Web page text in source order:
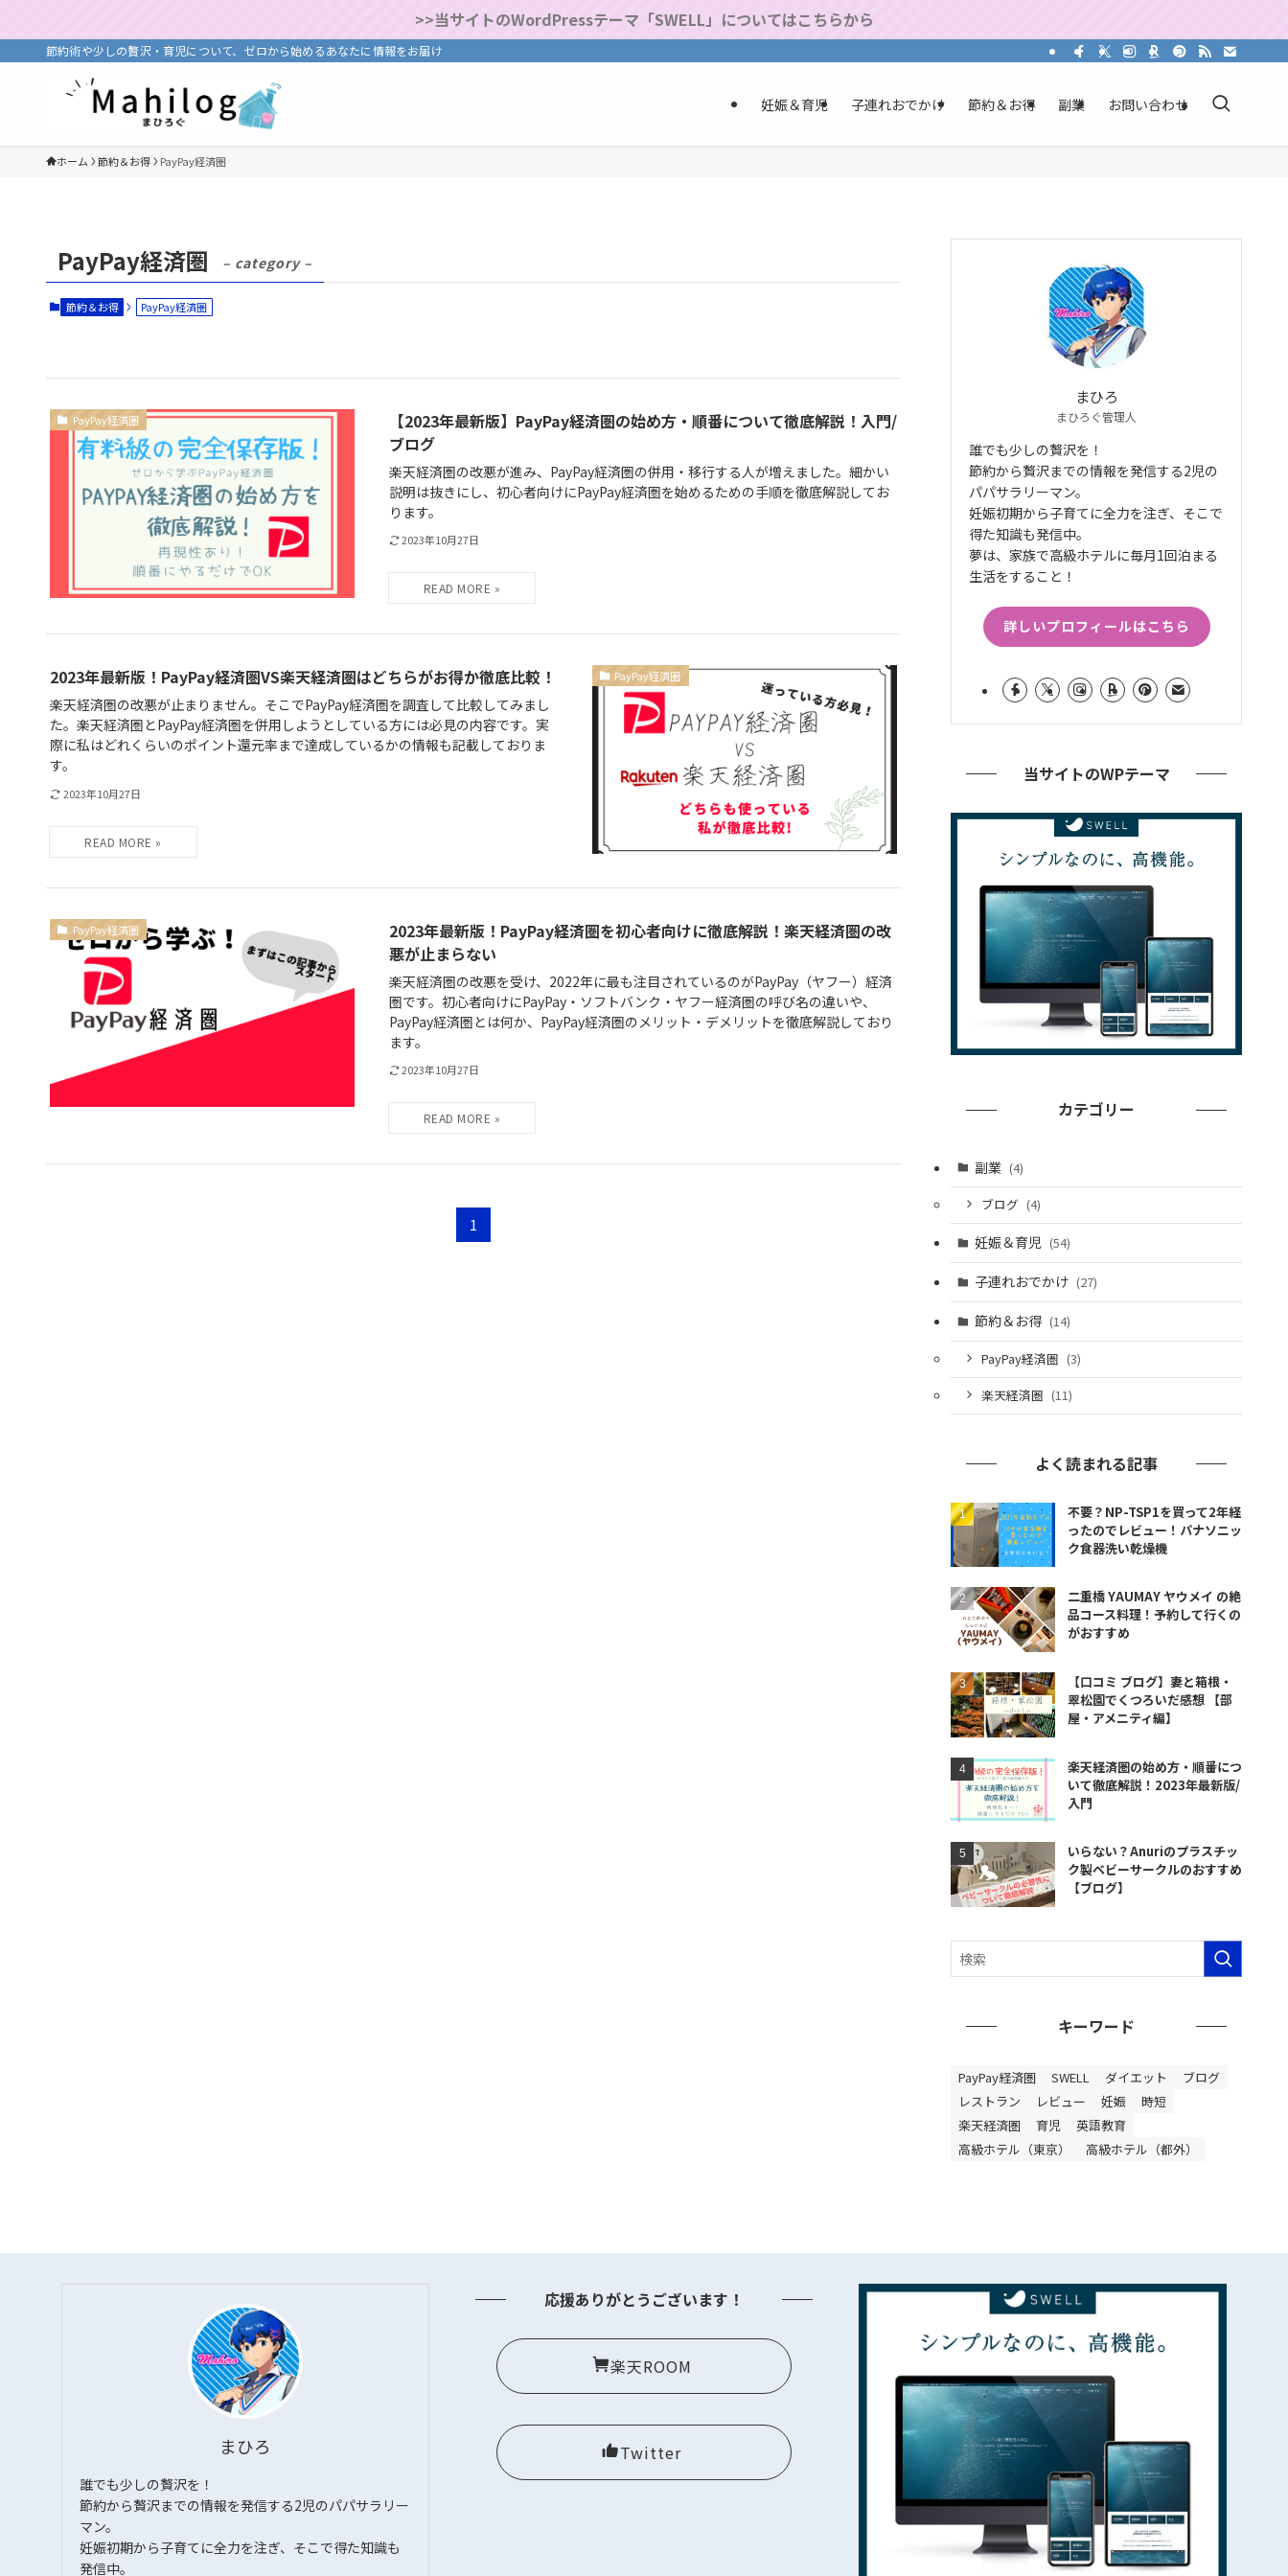
>>当サイトのWordPressテーマ「SWELL」についてはこちらから
節約術や少しの贅沢・育児について、ゼロから始めるあなたに情報をお届け
妊娠＆育児 子連れおでかけ 節約＆お得 副業 お問い合わせ
ホーム 節約＆お得 PayPay経済圏
PayPay経済圏 – category –
節約＆お得 PayPay経済圏
PayPay経済圏
【2023年最新版】PayPay経済圏の始め方・順番について徹底解説！入門/
ブログ
楽天経済圏の改悪が進み、PayPay経済圏の併用・移行する人が増えました。細かい
説明は抜きにし、初心者向けにPayPay経済圏を始めるための手順を徹底解説してお
ります。
2023年10月27日
PayPay経済圏
2023年最新版！PayPay経済圏VS楽天経済圏はどちらがお得か徹底比較！
楽天経済圏の改悪が止まりません。そこでPayPay経済圏を調査して比較してみまし
た。楽天経済圏とPayPay経済圏を併用しようとしている方には必見の内容です。実
際に私はどれくらいのポイント還元率まで達成しているかの情報も記載しておりま
す。
2023年10月27日
PayPay経済圏
2023年最新版！PayPay経済圏を初心者向けに徹底解説！楽天経済圏の改
悪が止まらない
楽天経済圏の改悪を受け、2022年に最も注目されているのがPayPay（ヤフー）経済
圏です。初心者向けにPayPay・ソフトバンク・ヤフー経済圏の呼び名の違いや、
PayPay経済圏とは何か、PayPay経済圏のメリット・デメリットを徹底解説しており
ます。
2023年10月27日
1
まひろ
まひろぐ管理人
誰でも少しの贅沢を！
節約から贅沢までの情報を発信する2児の
パパサラリーマン。
妊娠初期から子育てに全力を注ぎ、そこで
得た知識も発信中。
夢は、家族で高級ホテルに毎月1回泊まる
生活をすること！
詳しいプロフィールはこちら
当サイトのWPテーマ
カテゴリー
副業 (4)
ブログ (4)
妊娠＆育児 (54)
子連れおでかけ (27)
節約＆お得 (14)
PayPay経済圏 (3)
楽天経済圏 (11)
よく読まれる記事
不要？NP-TSP1を買って2年経
ったのでレビュー！パナソニッ
ク食器洗い乾燥機
二重橋 YAUMAY ヤウメイ の絶
品コース料理！予約して行くの
がおすすめ
【口コミ ブログ】妻と箱根・
翠松園でくつろいだ感想 【部
屋・アメニティ編】
楽天経済圏の始め方・順番につ
いて徹底解説！2023年最新版/
入門
いらない？Anuriのプラスチッ
ク製ベビーサークルのおすすめ
【ブログ】
キーワード
PayPay経済圏 SWELL ダイエット
ブログ
レストラン
レビュー 妊娠
時短
楽天経済圏
育児
英語教育
高級ホテル（東京）
高級ホテル（都外）
まひろ
誰でも少しの贅沢を！
節約から贅沢までの情報を発信する2児のパパサラリー
マン。
妊娠初期から子育てに全力を注ぎ、そこで得た知識も
発信中。
応援ありがとうございます！
楽天ROOM
Twitter